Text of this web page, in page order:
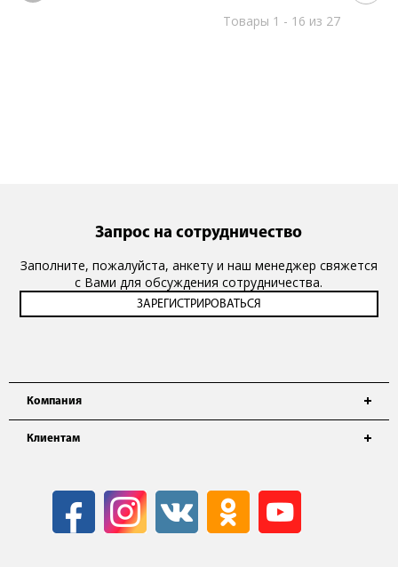
Товары 1 - 16 из 27
Компания
Клиентам
Запрос на сотрудничество
Заполните, пожалуйста, анкету и наш менеджер свяжется
с Вами для обсуждения сотрудничества.